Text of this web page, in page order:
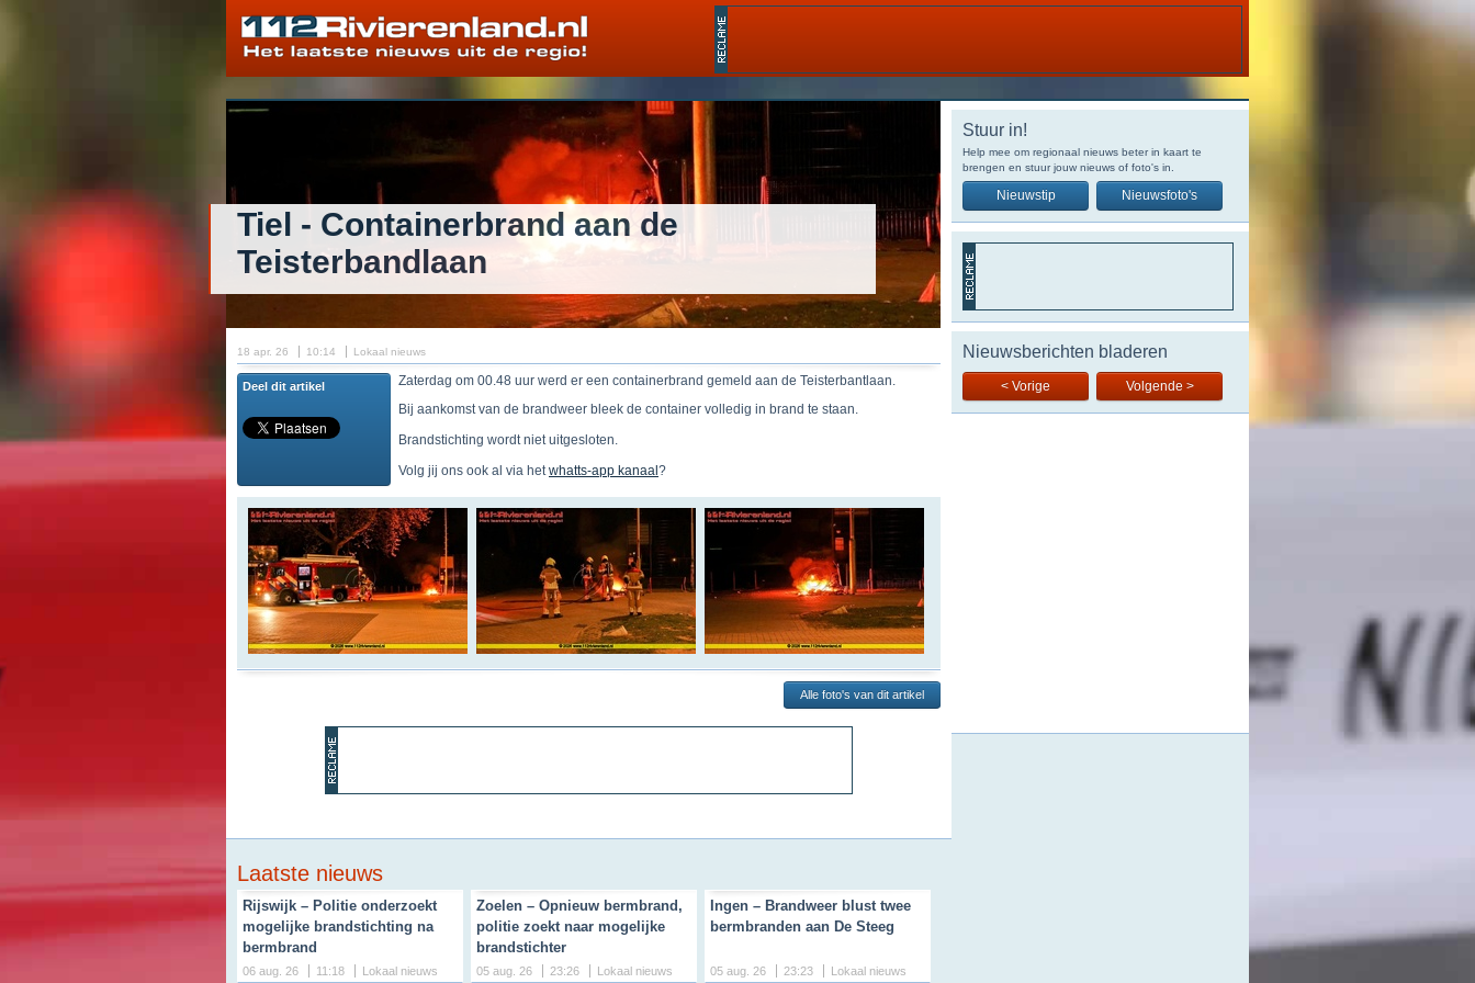
Tiel - Containerbrand aan de
Teisterbandlaan
18 apr. 26 10:14 Lokaal nieuws
Deel dit artikel
Zaterdag om 00.48 uur werd er een containerbrand gemeld aan de Teisterbantlaan.
Bij aankomst van de brandweer bleek de container volledig in brand te staan.
Brandstichting wordt niet uitgesloten.
Volg jij ons ook al via hetwhatts-app kanaal ?
Alle foto's van dit artikel
Laatste nieuws
Rijswijk – Politie onderzoekt
mogelijke brandstichting na
bermbrand
06 aug. 26 11:18 Lokaal nieuws
Zoelen – Opnieuw bermbrand,
politie zoekt naar mogelijke
brandstichter
05 aug. 26 23:26 Lokaal nieuws
Ingen – Brandweer blust twee
bermbranden aan De Steeg
05 aug. 26 23:23 Lokaal nieuws
Stuur in!
Help mee om regionaal nieuws beter in kaart te
brengen en stuur jouw nieuws of foto's in.
Nieuwstip Nieuwsfoto's
Nieuwsberichten bladeren
< Vorige Volgende >